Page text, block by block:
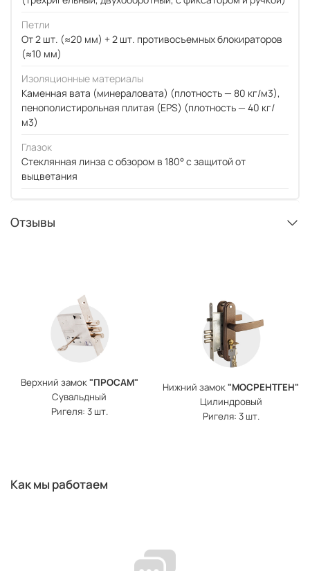
Петли
От 2 шт. (≈20 мм) + 2 шт. противосъемных блокираторов
(≈10 мм)
Изоляционные материалы
Каменная вата (минераловата) (плотность — 80 кг/м3),
пенополистирольная плитая (EPS) (плотность — 40 кг/
м3)
Глазок
Стеклянная линза с обзором в 180° с защитой от
выцветания
Отзывы
Верхний замок"ПРОСАМ"
Сувальдный
Ригеля: 3 шт.
Нижний замок"МОСРЕНТГЕН"
Цилиндровый
Ригеля: 3 шт.
Как мы работаем